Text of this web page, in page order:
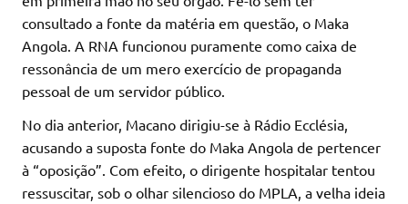
consultado a fonte da matéria em questão, o Maka
Angola. A RNA funcionou puramente como caixa de
ressonância de um mero exercício de propaganda
pessoal de um servidor público.
No dia anterior, Macano dirigiu-se à Rádio Ecclésia,
acusando a suposta fonte do Maka Angola de pertencer
à “oposição”. Com efeito, o dirigente hospitalar tentou
ressuscitar, sob o olhar silencioso do MPLA, a velha ideia